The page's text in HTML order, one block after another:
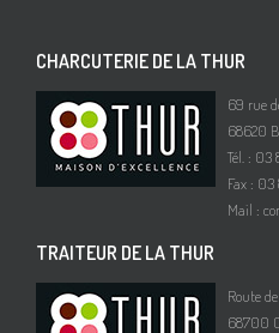
CHARCUTERIE DE LA THUR
69 rue
68620
Tél. : 03
Fax :
Mail :
TRAITEUR DE LA THUR
Route
68700